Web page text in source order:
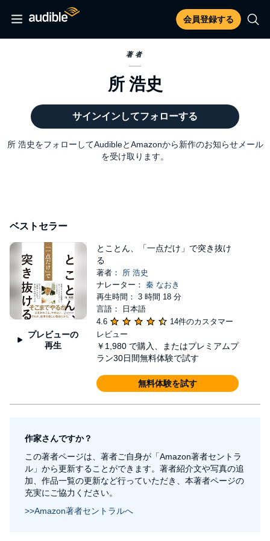
会員登録する
著者
所 浩史
サインインしてフォローする
所 浩史をフォローしてAudibleとAmazonから新作のお知らせメール
を受け取ります。
ベストセラー
プレビューの
再生
とことん、「一点だけ」で突き抜け
る
著者： 所 浩史
ナレーター： 秦 なおき
再生時間： 3 時間 18 分
言語： 日本語
4.6
14件のカスタマー
レビュー
￥1,980 で購入、またはプレミアムプ
ラン30日間無料体験で試す
無料体験を試す
作家さんですか？
この著者ページは、著者ご自身が「Amazon著者セントラ
ル」から更新することができます。著者紹介文や写真の追
加、作品一覧の更新など行っていただき、本著者ページの
充実にご協力ください。
>>Amazon著者セントラルへ